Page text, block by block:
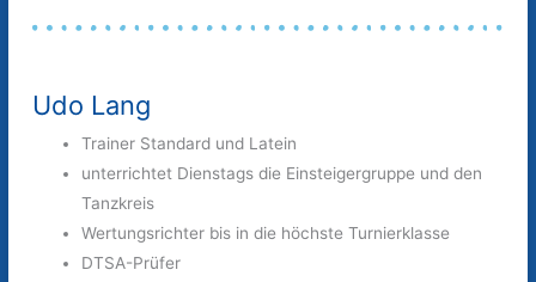
Udo Lang
Trainer Standard und Latein
unterrichtet Dienstags die Einsteigergruppe und den
Tanzkreis
Wertungsrichter bis in die höchste Turnierklasse
DTSA-Prüfer